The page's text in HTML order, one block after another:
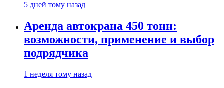
5 дней тому назад
Аренда автокрана 450 тонн:
возможности, применение и выбор
подрядчика
1 неделя тому назад